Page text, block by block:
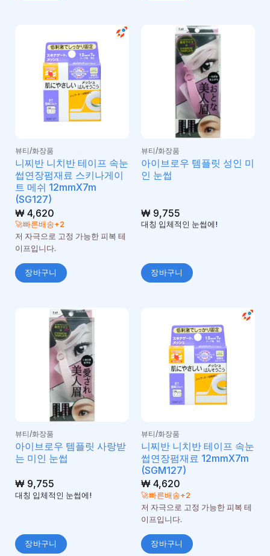
뷰티/화장품
니찌반 니치반 테이프 속눈
썹연장펌재료 스키나게이
트 메쉬 12mmX7m
(SG127)
₩4,620
🚀빠른배송+2
저 자극으로 고정 가능한 피복 테
이프입니다.
장바구니
뷰티/화장품
아이브로우 템플릿 성인 미
인 눈썹
₩9,755
대칭 입체적인 눈썹에!
장바구니
뷰티/화장품
아이브로우 템플릿 사랑받
는 미인 눈썹
₩9,755
대칭 입체적인 눈썹에!
장바구니
뷰티/화장품
니찌반 니치반 테이프 속눈
썹연장펌재료 12mmX7m
(SGM127)
₩4,620
🚀빠른배송+2
저 자극으로 고정 가능한 피복 테
이프입니다.
장바구니